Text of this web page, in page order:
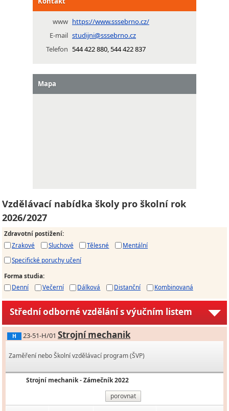
www https://www.sssebrno.cz/
E-mail studijni@sssebrno.cz
Telefon 544 422 880, 544 422 837
Mapa
Vzdělávací nabídka školy pro školní rok
2026/2027
Zdravotní postižení:
Zrakové
Sluchové Tělesné
Mentální
Specifické poruchy učení
Forma studia:
Denní
Večerní Dálková Distanční Kombinovaná
Střední odborné vzdělání s výučním listem
H 23-51-H/01 Strojní mechanik
Zaměření nebo Školní vzdělávací program (ŠVP)
Strojní mechanik - Zámečník 2022
porovnat